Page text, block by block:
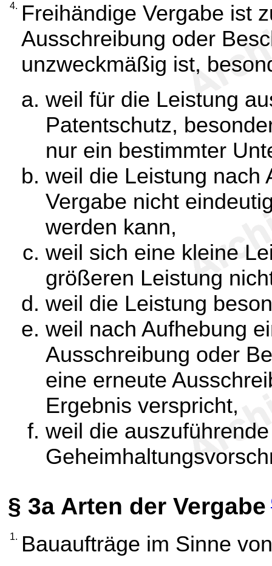
4. Freihändige Vergabe ist
Ausschreibung oder
unzweckmäßig ist,
weil für die Leistung
Patentschutz,
nur ein bestimmter
weil die Leistung nach
Vergabe nicht
werden kann,
weil sich eine kleine
größeren Leistung
weil die Leistung
weil nach Aufhebung
Ausschreibung oder
eine erneute
Ergebnis verspricht,
weil die
§ 3a Arten der Vergabe
1. Bauaufträge im Sinne